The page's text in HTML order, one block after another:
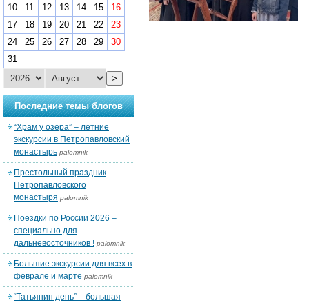
10
11 12 13 14 15
16
17
18 19 20 21 22
23
24
25 26 27 28 29
30
31
>
Последние темы блогов
“Храм у озера” – летние
экскурсии в Петропавловский
монастырь palomnik
Престольный праздник
Петропавловского
монастыря palomnik
Поездки по России 2026 –
специально для
дальневосточников ! palomnik
Большие экскурсии для всех в
феврале и марте palomnik
“Татьянин день” – большая